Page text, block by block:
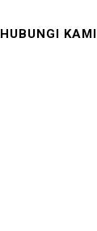
HUBUNGI KAMI